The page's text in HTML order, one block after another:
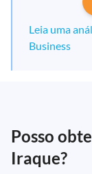
Leia uma
Business
Posso
Iraque?